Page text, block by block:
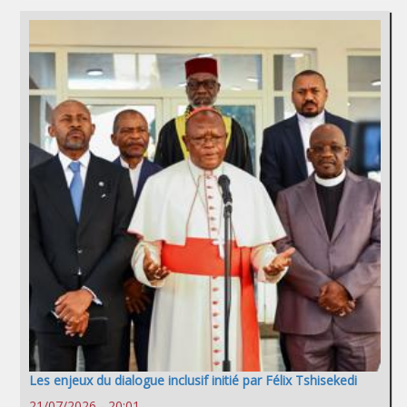
Les enjeux du dialogue inclusif initié par Félix Tshisekedi